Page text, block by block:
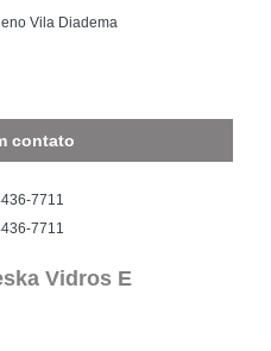
Vila Diadema
contato
7711
7711
Vidros E